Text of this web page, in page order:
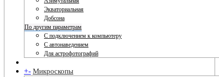
Экваториальная
Добсона
По другим параметрам
С подключением к компьютеру
С автонаведением
Для астрофотографий
+- Микроскопы